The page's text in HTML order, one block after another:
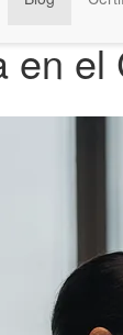
en el